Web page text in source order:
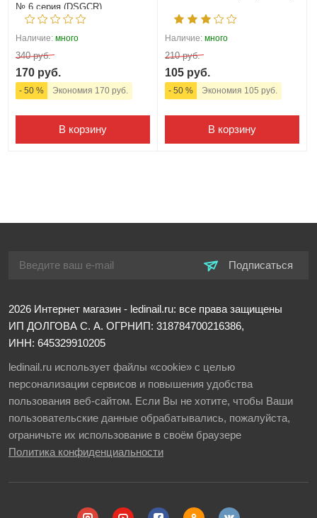
№ 6 серия (DSGCR)
Наличие: много
340 руб.
170 руб.
- 50 % Экономия 170 руб.
В корзину
Наличие: много
210 руб.
105 руб.
- 50 % Экономия 105 руб.
В корзину
Подписаться
2026 Интернет магазин - ledinail.ru: все права защищены
ИП ДОЛГОВА С. А. ОГРНИП: 318784700216386,
ИНН: 645329910205
ledinail.ru использует файлы «cookie» с целью
персонализации сервисов и повышения удобства
пользования веб-сайтом. Если Вы не хотите, чтобы Ваши
пользовательские данные обрабатывались, пожалуйста,
ограничьте их использование в своём браузере
Политика конфиденциальности